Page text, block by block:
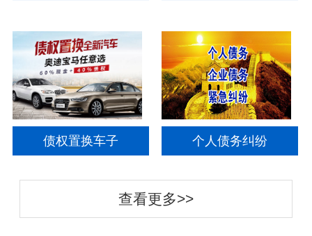
债权置换车子 个人债务纠纷
查看更多>>